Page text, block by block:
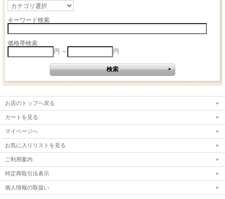
キーワード検索
価格帯検索
円 ～
円
お店のトップへ戻る
カートを見る
マイページへ
お気に入りリストを見る
ご利用案内
特定商取引法表示
個人情報の取扱い